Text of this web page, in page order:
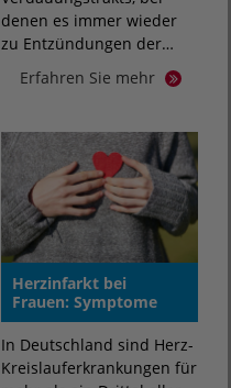
denen es immer wieder
zu Entzündungen der…
Erfahren Sie mehr
Herzinfarkt bei
Frauen: Symptome
In Deutschland sind Herz-
Kreislauferkrankungen für